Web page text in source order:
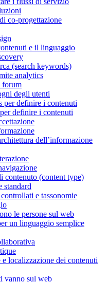
co-progettazione
e il linguaggio
(search keywords)
analytics
forum
degli utenti
per definire i contenuti
definire i contenuti
dell’informazione
contenuto (content type)
standard
e tassonomie
le persone sul web
un linguaggio semplice
localizzazione dei contenuti
vanno sul web